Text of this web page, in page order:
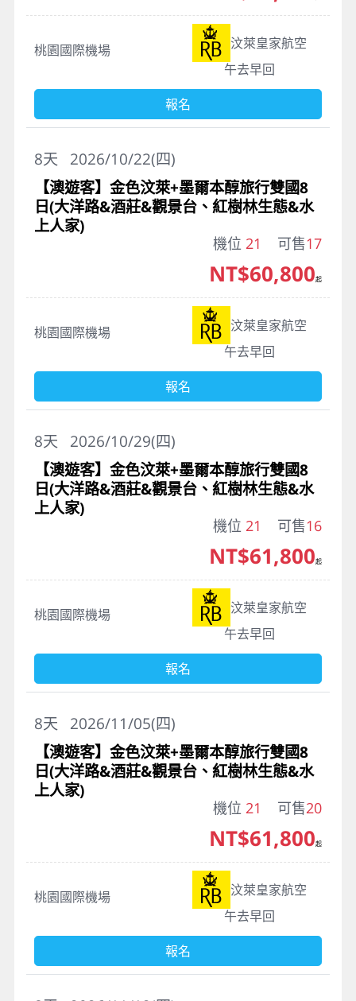
桃園國際機場
汶萊皇家航空
午去早回
報名
2026/10/22(四)
8天
【澳遊客】金色汶萊+墨爾本醇旅行雙國8
日(大洋路&酒莊&觀景台、紅樹林生態&水
上人家)
機位 21 可售17
桃園國際機場
汶萊皇家航空
午去早回
NT$60,800起
報名
2026/10/29(四)
8天
【澳遊客】金色汶萊+墨爾本醇旅行雙國8
日(大洋路&酒莊&觀景台、紅樹林生態&水
上人家)
機位 21 可售16
桃園國際機場
汶萊皇家航空
午去早回
NT$61,800起
報名
2026/11/05(四)
8天
【澳遊客】金色汶萊+墨爾本醇旅行雙國8
日(大洋路&酒莊&觀景台、紅樹林生態&水
上人家)
機位 21 可售20
桃園國際機場
汶萊皇家航空
午去早回
NT$61,800起
報名